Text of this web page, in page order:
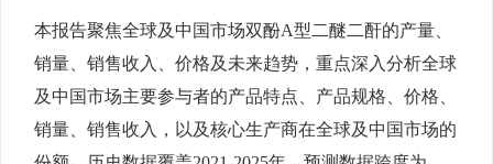
本报告聚焦全球及中国市场双酚A型二醚二酐的产量、
销量、销售收入、价格及未来趋势，重点深入分析全球
及中国市场主要参与者的产品特点、产品规格、价格、
销量、销售收入，以及核心生产商在全球及中国市场的